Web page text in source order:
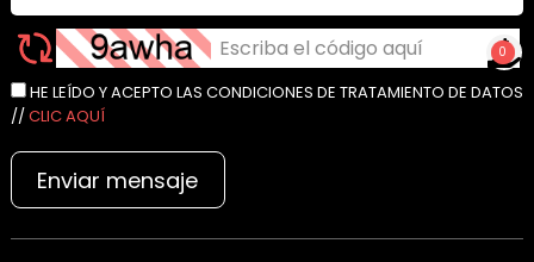
0
NO TIENES PRODUCTOS
PARA COTIZAR
HE LEÍDO Y ACEPTO LAS CONDICIONES DE TRATAMIENTO DE DATOS
//CLIC AQUÍ
Enviar mensaje